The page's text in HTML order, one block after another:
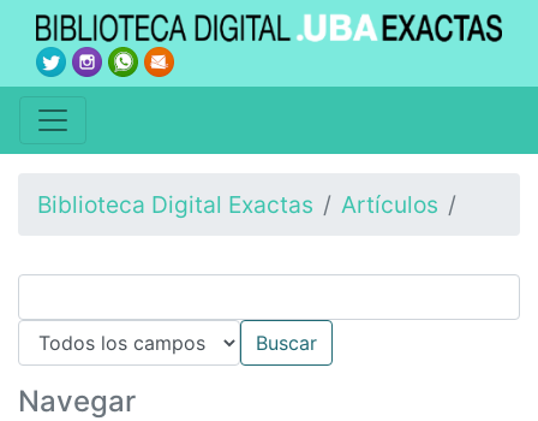
Biblioteca Digital Exactas Artículos
Navegar